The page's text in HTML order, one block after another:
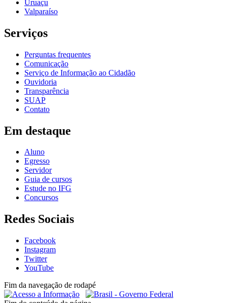
Uruaçu
Valparaíso
Serviços
Perguntas frequentes
Comunicação
Serviço de Informação ao Cidadão
Ouvidoria
Transparência
SUAP
Contato
Em destaque
Aluno
Egresso
Servidor
Guia de cursos
Estude no IFG
Concursos
Redes Sociais
Facebook
Instagram
Twitter
YouTube
Fim da navegação de rodapé